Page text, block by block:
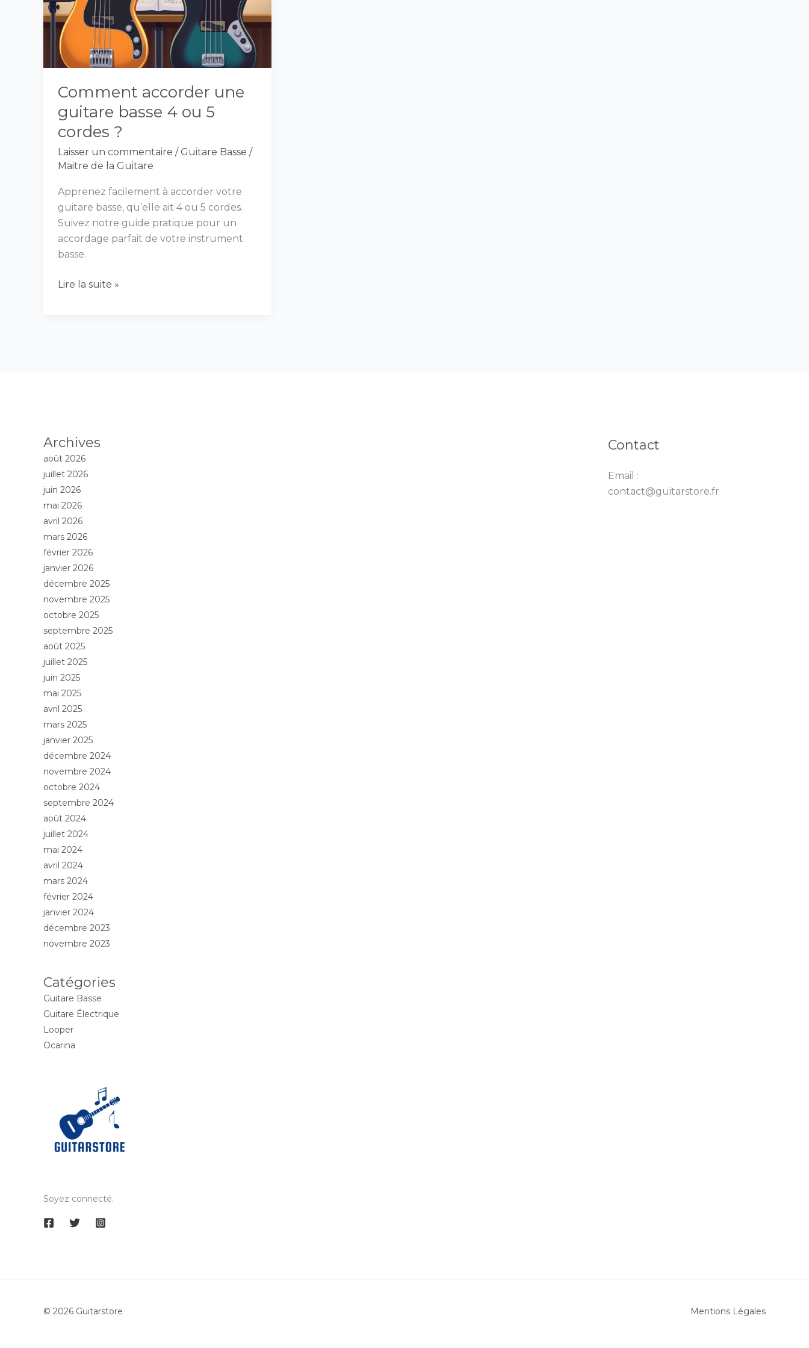
Comment accorder une
guitare basse 4 ou 5
cordes ?
Laisser un commentaire /Guitare Basse /
Maitre de la Guitare
Apprenez facilement à accorder votre
guitare basse, qu’elle ait 4 ou 5 cordes.
Suivez notre guide pratique pour un
accordage parfait de votre instrument
basse.
basse
4
ou
5
cordes
?
Lire la suite »
Archives
août 2026
juillet 2026
juin 2026
mai 2026
avril 2026
mars 2026
février 2026
janvier 2026
décembre 2025
novembre 2025
octobre 2025
septembre 2025
août 2025
juillet 2025
juin 2025
mai 2025
avril 2025
mars 2025
janvier 2025
décembre 2024
novembre 2024
octobre 2024
septembre 2024
août 2024
juillet 2024
mai 2024
avril 2024
mars 2024
février 2024
janvier 2024
décembre 2023
novembre 2023
Catégories
Guitare Basse
Guitare Électrique
Looper
Ocarina
Soyez connecté.
Contact
Email :
contact@guitarstore.fr
© 2026 Guitarstore Mentions Légales